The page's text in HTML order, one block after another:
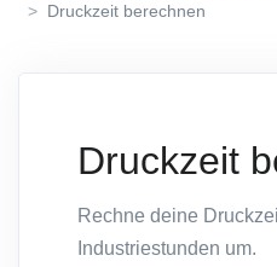
Druckzeit berechnen
Druckzeit
Rechne deine
Industriestunden um.